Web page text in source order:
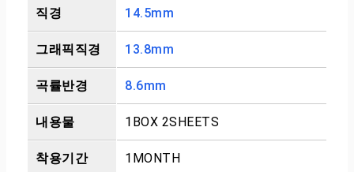
직경 14.5mm
그래픽직경 13.8mm
곡률반경 8.6mm
내용물 1BOX 2SHEETS
착용기간 1MONTH